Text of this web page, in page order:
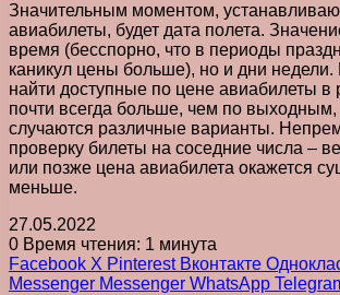
Значительным моментом,
авиабилеты, будет дата полета.
время (бесспорно, что в периоды
каникул цены больше), но и дни недели.
найти доступные по цене авиабилеты в
почти всегда больше, чем по выходным,
случаются различные варианты.
проверку билеты на соседние числа –
или позже цена авиабилета окажется
меньше.
27.05.2022
0 Время чтения: 1 минута
Facebook X Pinterest Вконтакте
Messenger Messenger WhatsApp